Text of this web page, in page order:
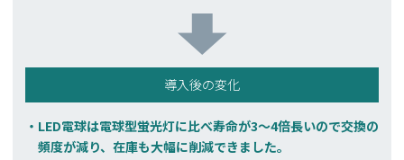
導入後の変化
LED電球は電球型蛍光灯に比べ寿命が3～4倍長いので交換の
頻度が減り、在庫も大幅に削減できました。